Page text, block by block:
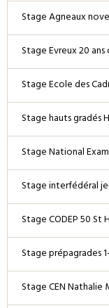
Stage Agneaux
Stage Evreux 20
Stage Ecole des
Stage hauts gradés
Stage National
Stage interfédéral
Stage CODEP 50 St
Stage prépagrades
Stage CEN Nathalie